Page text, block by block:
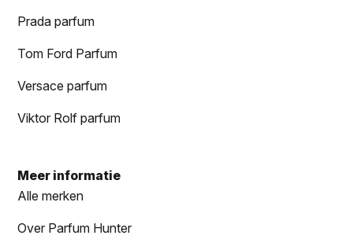
Prada parfum
Tom Ford Parfum
Versace parfum
Viktor Rolf parfum
Meer informatie
Alle merken
Over Parfum Hunter